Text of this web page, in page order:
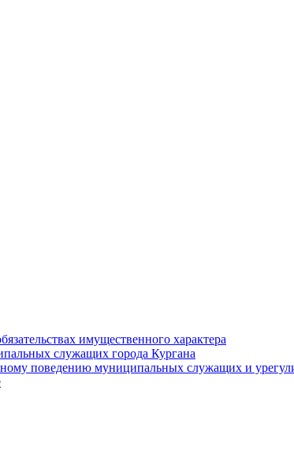
имущественного характера
служащих города Кургана
поведению муниципальных служащих и